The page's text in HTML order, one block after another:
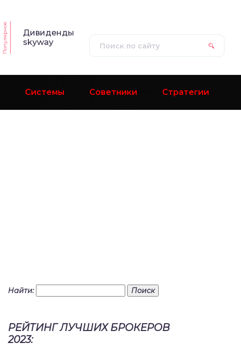
Популярное
Дивиденды
skyway
Системы Советники Стратегии
Найти:
РЕЙТИНГ ЛУЧШИХ БРОКЕРОВ
2023: